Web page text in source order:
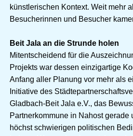
künstlerischen Kontext. Weit mehr
Besucherinnen und Besucher
Beit Jala an die Strunde holen
Mitentscheidend für die
Projekts war dessen einzigartige
Anfang aller Planung vor mehr als
Initiative des
Gladbach-Beit Jala e.V., das
Partnerkommune in Nahost gerade
höchst schwierigen politischen